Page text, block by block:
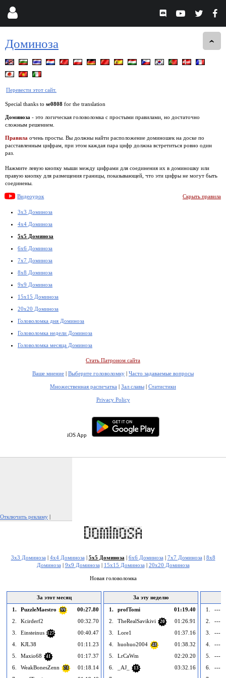
Доминоза
Перевести этот сайт.
Special thanks to se0808 for the translation
Доминоза - это логическая головоломка с простыми правилами, но достаточно
сложным решением.
Правила очень просты. Вы должны найти расположение доминошек на доске по
расставленным цифрам, при этом каждая пара цифр должна встретиться ровно один
раз.
Нажмите левую кнопку мыши между цифрами для соединения их в доминошку или
правую кнопку для размещения границы, показывающей, что эти цифры не могут быть
соединены.
Видеоурок Скрыть правила
3x3 Доминоза
4x4 Доминоза
5x5 Доминоза
6x6 Доминоза
7x7 Доминоза
8x8 Доминоза
9x9 Доминоза
15x15 Доминоза
20x20 Доминоза
Головоломка дня Доминоза
Головоломка недели Доминоза
Головоломка месяца Доминоза
Стать Патроном сайта
Ваше мнение | Выберите головоломку | Часто задаваемые вопросы
Множественная распечатка | Зал славы | Статистики
Privacy Policy
iOS App
Отключить рекламу |
3x3 Доминоза | 4x4 Доминоза | 5x5 Доминоза | 6x6 Доминоза | 7x7 Доминоза | 8x8
Доминоза | 9x9 Доминоза | 15x15 Доминоза | 20x20 Доминоза
Новая головоломка
За этот месяц
1.
PuzzleMaestro 99
00:27.80
2.
Kcirderf2
00:32.70
3.
Einsteinus 127
00:40.47
4.
KJL38
01:11.23
5.
Maxio68 41
01:17.37
6.
WeakBonesZenn 73
01:18.14
За эту неделю
1.
profTomi
01:19.40
2.
TheRealSavikivi 20
01:26.91
3.
Lore1
01:37.16
4.
huohuo2004 48
01:38.32
5.
LrCaWm
02:20.20
6.
_AJ_ 13
03:32.16
1.
---
2.
---
3.
---
4.
---
5.
---
6.
---